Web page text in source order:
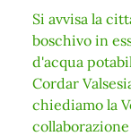
Si avvisa la
boschivo in
d'acqua
Cordar
chiediamo la
collaborazione